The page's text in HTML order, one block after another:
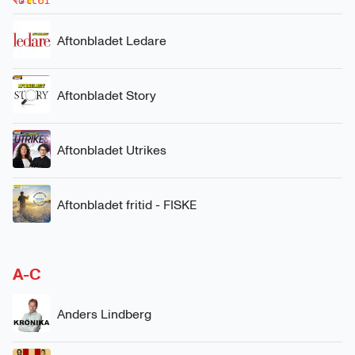
Aftonbladet Ledare
Aftonbladet Story
Aftonbladet Utrikes
Aftonbladet fritid - FISKE
A-C
Anders Lindberg